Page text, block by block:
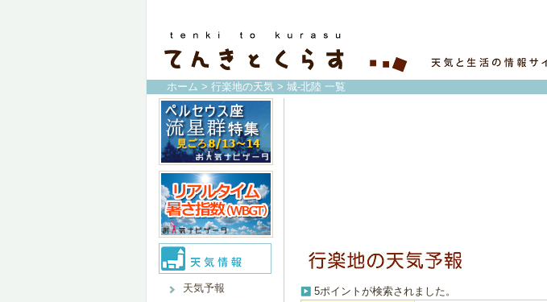
ホーム > 行楽地の天気 > 城-北陸 一覧
天気予報
5ポイントが検索されました。